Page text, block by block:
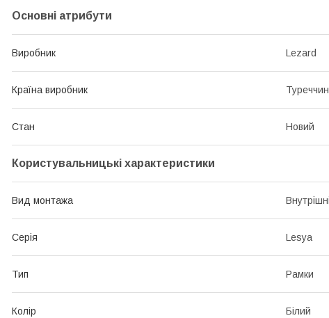
Основні атрибути
Виробник Lezard
Країна виробник
Стан Новий
Користувальницькі характеристики
Вид монтажа
Серія Lesya
Тип Рамки
Колір Білий